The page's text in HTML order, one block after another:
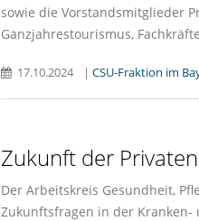
sowie die Vorstandsmitglieder
Ganzjahrestourismus,
17.10.2024 | CSU-Fraktion im
Zukunft der
Der Arbeitskreis Gesundheit,
Zukunftsfragen in der Kranken-